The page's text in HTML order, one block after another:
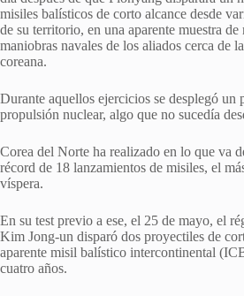
misiles balísticos de corto alcance desde
de su territorio, en una aparente muestra de
maniobras navales de los aliados cerca de
coreana.
Durante aquellos ejercicios se desplegó un
propulsión nuclear, algo que no sucedía
Corea del Norte ha realizado en lo que va
récord de 18 lanzamientos de misiles, el
víspera.
En su test previo a ese, el 25 de mayo, el
Kim Jong-un disparó dos proyectiles de
aparente misil balístico intercontinental
cuatro años.